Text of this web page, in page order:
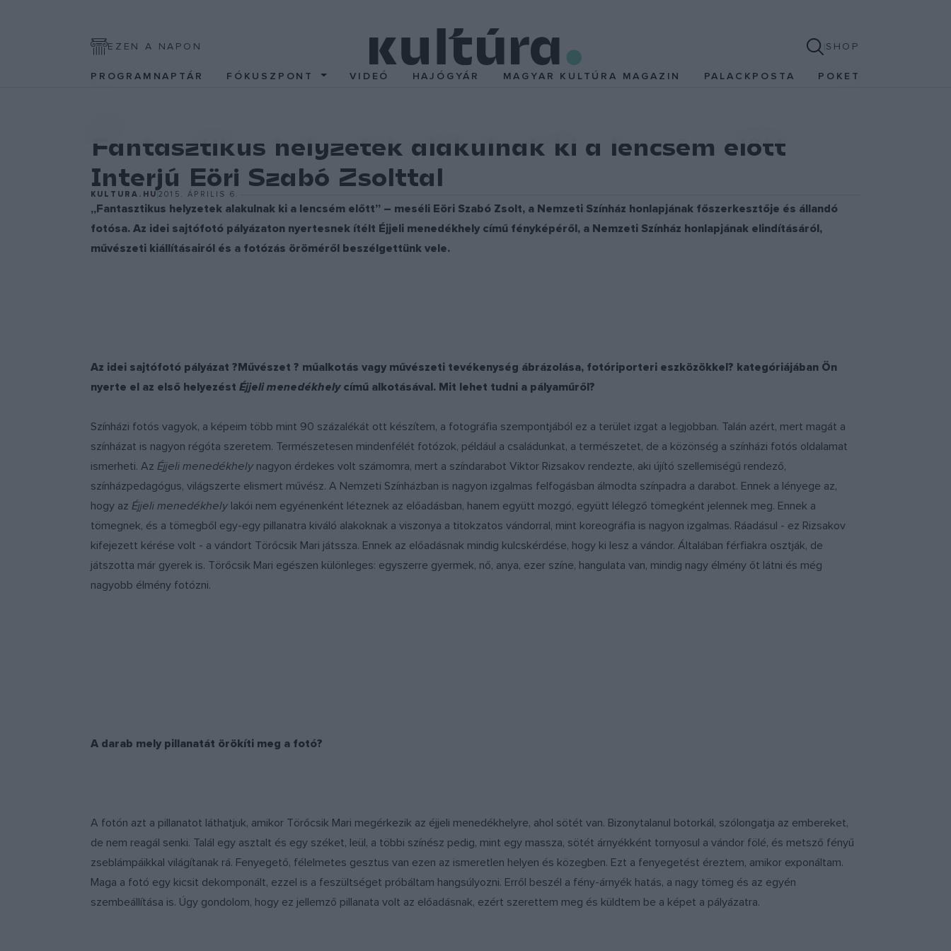
EZEN A NAPON SHOP
PROGRAMNAPTÁR FÓKUSZPONT VIDEÓ HAJÓGYÁR MAGYAR KULTÚRA MAGAZIN PALACKPOSTA POKET
Fantasztikus helyzetek alakulnak ki a lencsém előtt
Interjú Eöri Szabó Zsolttal
KULTURA.HU 2015. ÁPRILIS 6.
„Fantasztikus helyzetek alakulnak ki a lencsém előtt” – meséli Eöri Szabó Zsolt, a Nemzeti Színház honlapjának főszerkesztője és állandó
fotósa. Az idei sajtófotó pályázaton nyertesnek ítélt Éjjeli menedékhely című fényképéről, a Nemzeti Színház honlapjának elindításáról,
művészeti kiállításairól és a fotózás öröméről beszélgettünk vele.
Az idei sajtófotó pályázat ?Művészet ? műalkotás vagy művészeti tevékenység ábrázolása, fotóriporteri eszközökkel? kategóriájában Ön
nyerte el az első helyezést Éjjeli menedékhelycímű alkotásával. Mit lehet tudni a pályaműről?
Színházi fotós vagyok, a képeim több mint 90 százalékát ott készítem, a fotográfia szempontjából ez a terület izgat a legjobban. Talán azért, mert magát a
színházat is nagyon régóta szeretem. Természetesen mindenfélét fotózok, például a családunkat, a természetet, de a közönség a színházi fotós oldalamat
ismerheti. Az Éjjeli menedékhely nagyon érdekes volt számomra, mert a színdarabot Viktor Rizsakov rendezte, aki újító szellemiségű rendező,
színházpedagógus, világszerte elismert művész. A Nemzeti Színházban is nagyon izgalmas felfogásban álmodta színpadra a darabot. Ennek a lényege az,
hogy az Éjjeli menedékhely lakói nem egyénenként léteznek az előadásban, hanem együtt mozgó, együtt lélegző tömegként jelennek meg. Ennek a
tömegnek, és a tömegből egy-egy pillanatra kiváló alakoknak a viszonya a titokzatos vándorral, mint koreográfia is nagyon izgalmas. Ráadásul - ez Rizsakov
kifejezett kérése volt - a vándort Törőcsik Mari játssza. Ennek az előadásnak mindig kulcskérdése, hogy ki lesz a vándor. Általában férfiakra osztják, de
játszotta már gyerek is. Törőcsik Mari egészen különleges: egyszerre gyermek, nő, anya, ezer színe, hangulata van, mindig nagy élmény őt látni és még
nagyobb élmény fotózni.
A darab mely pillanatát örökíti meg a fotó?
A fotón azt a pillanatot láthatjuk, amikor Törőcsik Mari megérkezik az éjjeli menedékhelyre, ahol sötét van. Bizonytalanul botorkál, szólongatja az embereket,
de nem reagál senki. Talál egy asztalt és egy széket, leül, a többi színész pedig, mint egy massza, sötét árnyékként tornyosul a vándor fölé, és metsző fényű
zseblámpáikkal világítanak rá. Fenyegető, félelmetes gesztus van ezen az ismeretlen helyen és közegben. Ezt a fenyegetést éreztem, amikor exponáltam.
Maga a fotó egy kicsit dekomponált, ezzel is a feszültséget próbáltam hangsúlyozni. Erről beszél a fény-árnyék hatás, a nagy tömeg és az egyén
szembeállítása is. Úgy gondolom, hogy ez jellemző pillanata volt az előadásnak, ezért szerettem meg és küldtem be a képet a pályázatra.